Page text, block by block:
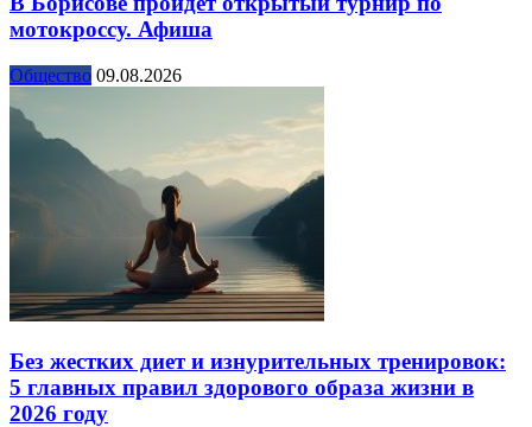
мотокроссу. Афиша
Общество 09.08.2026
Без жестких диет и изнурительных тренировок:
5 главных правил здорового образа жизни в
2026 году